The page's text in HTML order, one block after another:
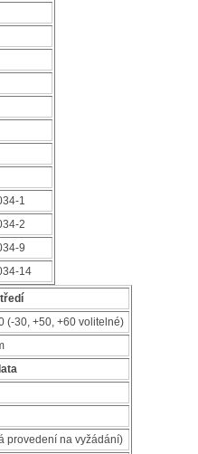
1
2
9
14
(-30, +50, +60 volitelné)
provedení na vyžádání)